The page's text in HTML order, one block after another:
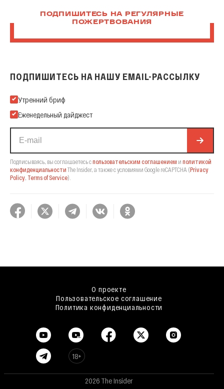
ПОДПИШИТЕСЬ НА РЕГУЛЯРНЫЕ
ПОЖЕРТВОВАНИЯ
ПОДПИШИТЕСЬ НА НАШУ EMAIL-РАССЫЛКУ
Подпишитесь на нашу Email-рассылку
Утренний бриф
Еженедельный дайджест
Подписываясь, вы соглашаетесь спользовательским соглашением и политикой
конфиденциальности The Insider, а также с условиями Google reCAPTCHA (Privacy
Policy Terms of Service).
О проекте
Пользовательское соглашение
Политика конфиденциальности
18+
2026 The Insider